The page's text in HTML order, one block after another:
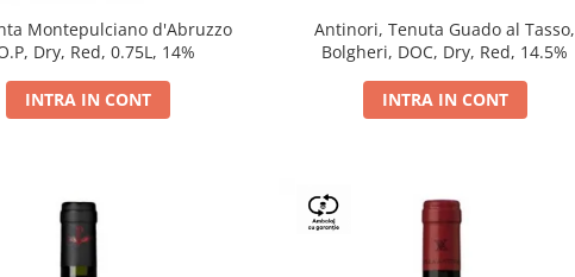
Montepulciano d'Abruzzo
Dry, Red, 0.75L, 14%
INTRA IN CONT
Antinori, Tenuta Guado al Tasso,
Bolgheri, DOC, Dry, Red, 14.5%
INTRA IN CONT